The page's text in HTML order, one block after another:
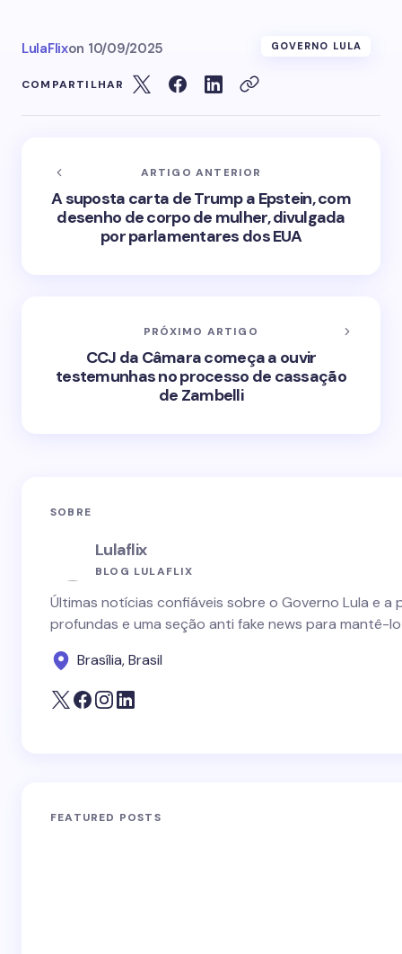
LulaFlixon 10/09/2025 GOVERNO LULA
COMPARTILHAR
ARTIGO ANTERIOR
A suposta carta de Trump a Epstein, com
desenho de corpo de mulher, divulgada
por parlamentares dos EUA
PRÓXIMO ARTIGO
CCJ da Câmara começa a ouvir
testemunhas no processo de cassação
de Zambelli
SOBRE
Lulaflix
BLOG LULAFLIX
Últimas notícias confiáveis sobre o Governo Lula e
profundas e uma seção anti fake news para mantê-
Brasília, Brasil
FEATURED POSTS